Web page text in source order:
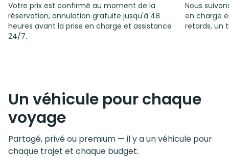
Votre prix est confirmé au moment de la
réservation, annulation gratuite jusqu'à 48
heures avant la prise en charge et assistance
24/7.
Nous
en charge
retards, un
Un véhicule pour chaque
voyage
Partagé, privé ou premium — il y a un véhicule pour
chaque trajet et chaque budget.